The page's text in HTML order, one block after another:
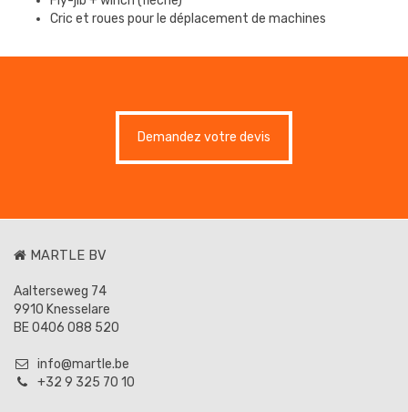
Cric et roues pour le déplacement de machines
Demandez votre devis
MARTLE BV
Aalterseweg 74
9910 Knesselare
BE 0406 088 520
info@martle.be
+32 9 325 70 10